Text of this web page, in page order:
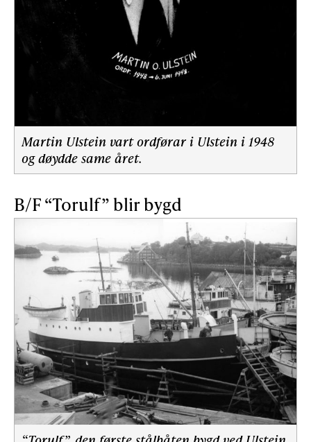
Martin Ulstein vart ordførar i Ulstein i 1948
og døydde same året.
B/F “Torulf” blir bygd